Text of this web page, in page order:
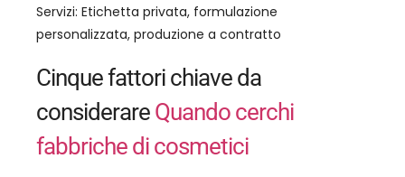
Servizi: Etichetta privata, formulazione
personalizzata, produzione a contratto
Cinque fattori chiave da
considerare Quando cerchi
fabbriche di cosmetici